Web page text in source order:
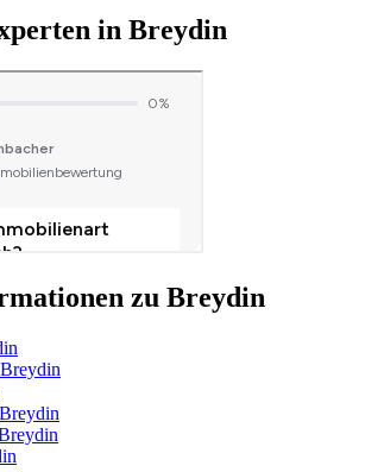
in Breydin
zu Breydin